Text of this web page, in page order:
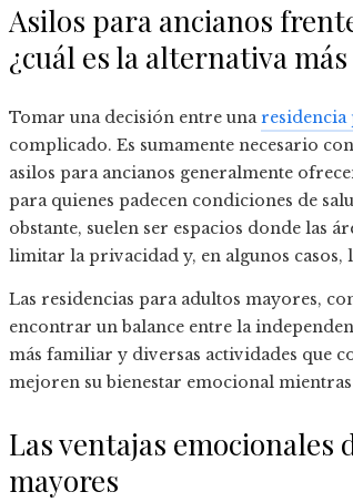
Asilos para ancianos
¿cuál es la alternativa
Tomar una decisión entre unaresidencia
complicado. Es sumamente necesario
asilos para ancianos generalmente
para quienes padecen condiciones de
obstante, suelen ser espacios donde las
limitar la privacidad y, en algunos casos,
Las residencias para adultos mayores,
encontrar un balance entre la
más familiar y diversas actividades que
mejoren su bienestar emocional
Las ventajas
mayores